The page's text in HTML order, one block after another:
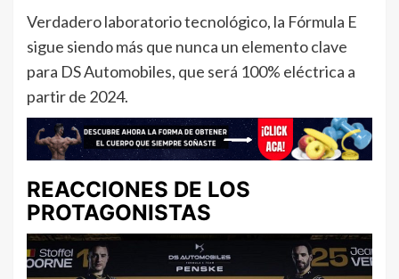
Verdadero laboratorio tecnológico, la Fórmula E
sigue siendo más que nunca un elemento clave
para DS Automobiles, que será 100% eléctrica a
partir de 2024.
REACCIONES DE LOS
PROTAGONISTAS